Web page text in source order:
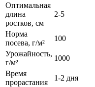
Оптимальная
длина
ростков, см
2-5
Норма
посева, г/м²
100
Урожайность,
г/м²
1000
Время
прорастания
1-2 дня